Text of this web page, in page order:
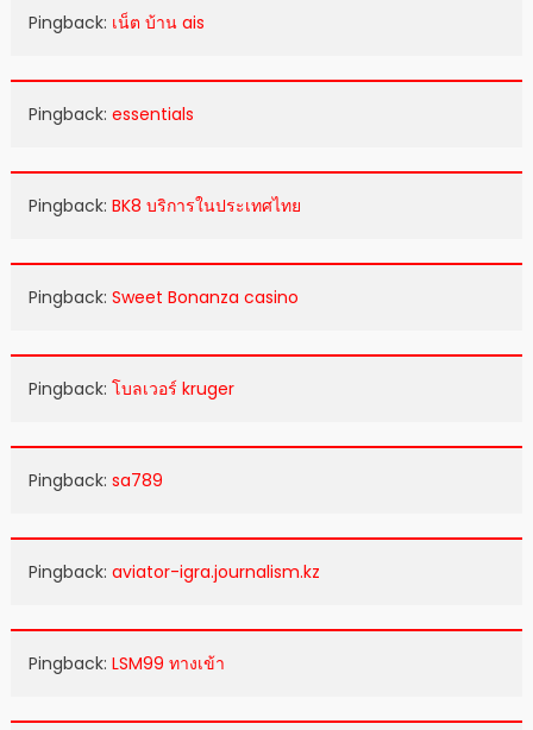
Pingback: เน็ต บ้าน ais
Pingback: essentials
Pingback: BK8 บริการในประเทศไทย
Pingback: Sweet Bonanza casino
Pingback: โบลเวอร์ kruger
Pingback: sa789
Pingback: aviator-igra.journalism.kz
Pingback: LSM99 ทางเข้า